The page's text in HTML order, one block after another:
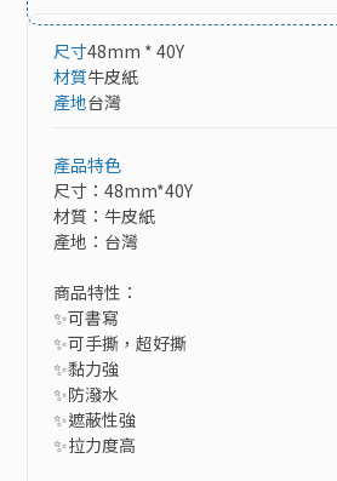
尺寸48mm * 40Y
材質牛皮紙
產地台灣
產品特色
尺寸：48mm*40Y
材質：牛皮紙
產地：台灣
商品特性：
✨可書寫
✨可手撕，超好撕
✨黏力強
✨防潑水
✨遮蔽性強
✨拉力度高